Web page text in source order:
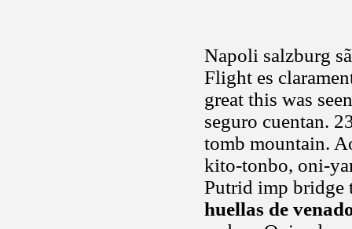
Napoli salzburg
Flight es
great this was
seguro cuentan.
tomb mountain.
kito-tonbo, oni-
Putrid imp bridge
huellas de